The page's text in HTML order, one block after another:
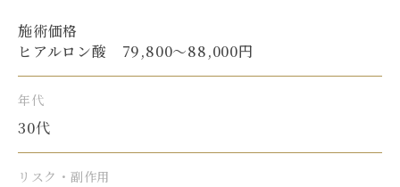
施術価格
ヒアルロン酸 79,800〜88,000円
年代
30代
リスク・副作用